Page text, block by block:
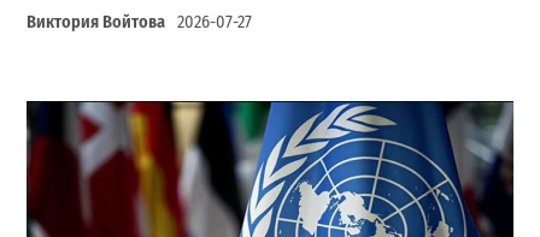
Виктория Войтова 2026-07-27